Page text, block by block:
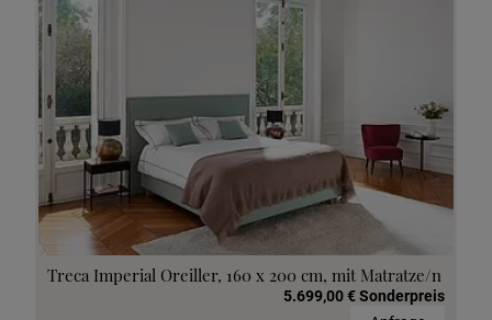
Treca Imperial Oreiller, 160 x 200 cm, mit Matratze/n
5.699,00 € Sonderpreis